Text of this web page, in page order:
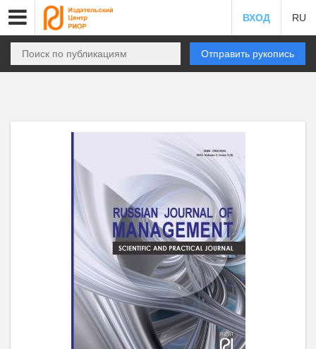
ВХОД RU
Отправить рукопись